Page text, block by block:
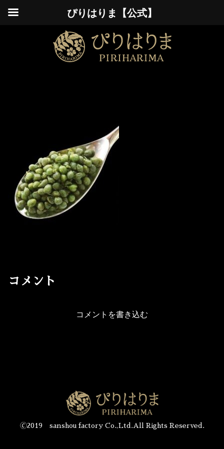
コメント
コメントを書き込む
🄫2019 sanshou factory Co.,Ltd.All Rights Reserved.
ぴりはりま【公式】